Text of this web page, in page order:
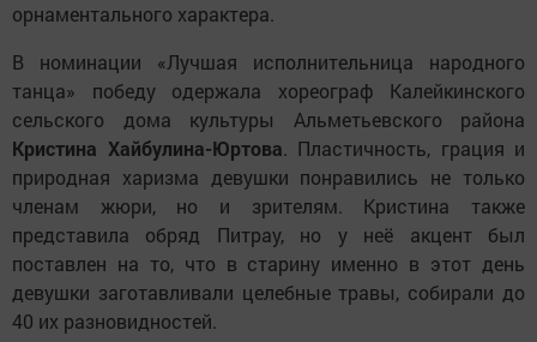
орнаментального характера.
В номинации «Лучшая исполнительница народного
танца» победу одержала хореограф Калейкинского
сельского дома культуры Альметьевского района
Кристина Хайбулина-Юртова. Пластичность, грация и
природная харизма девушки понравились не только
членам жюри, но и зрителям. Кристина также
представила обряд Питрау, но у неё акцент был
поставлен на то, что в старину именно в этот день
девушки заготавливали целебные травы, собирали до
40 их разновидностей.